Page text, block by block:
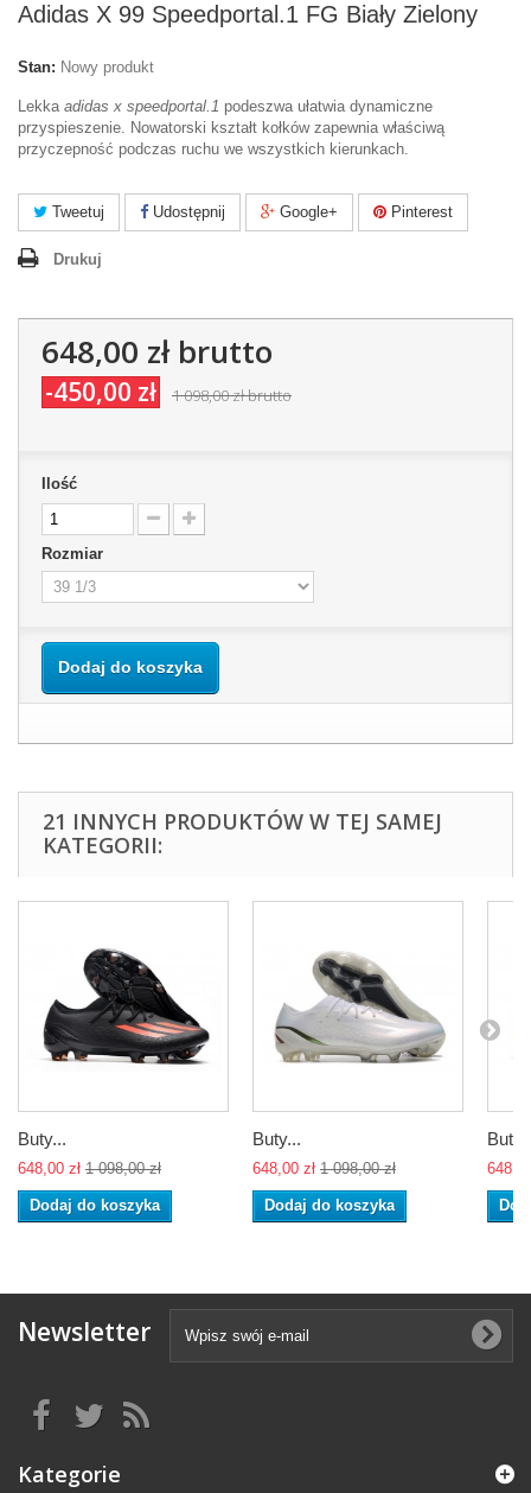
Adidas X 99 Speedportal.1 FG Biały Zielony
Stan: Nowy produkt
Lekka adidas x speedportal.1 podeszwa ułatwia dynamiczne
przyspieszenie. Nowatorski kształt kołków zapewnia właściwą
przyczepność podczas ruchu we wszystkich kierunkach.
Tweetuj Udostępnij Google+ Pinterest
Drukuj
648,00 złbrutto
-450,00 zł 1 098,00 złbrutto
Ilość
Rozmiar
Dodaj do koszyka
21 INNYCH PRODUKTÓW W TEJ SAMEJ
KATEGORII:
Buty...
648,00 zł 1 098,00 zł
Dodaj do koszyka
Buty...
648,00 zł 1 098,00 zł
Dodaj do koszyka
Newsletter
Kategorie